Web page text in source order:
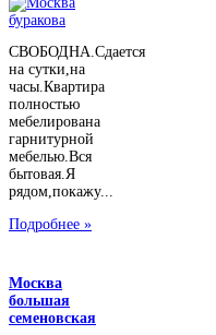
СВОБОДНА.Сдается
на сутки,на
часы.Квартира
полностью
мебелирована
гарнитурной
мебелью.Вся
бытовая.Я
рядом,покажу...
Подробнее »
Москва
большая
семеновская